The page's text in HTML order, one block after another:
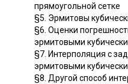
прямоугольной сетке
§5. Эрмитовы
§6. Оценки
эрмитовыми
§7. Интерполяция с
эрмитовыми
§8. Другой способ